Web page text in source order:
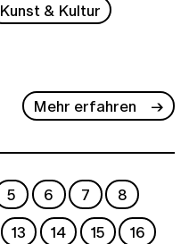
Kunst & Kultur
Mehr erfahren
5 6 7
8
13 14 15
16